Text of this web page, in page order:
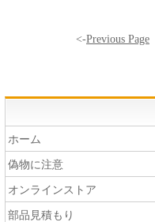
<-Previous Page
ホーム
偽物に注意
オンラインストア
部品見積もり